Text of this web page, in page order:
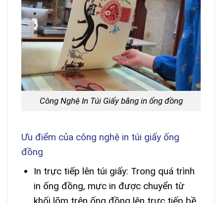
Công Nghệ In Túi Giấy bằng in ống đồng
Ưu điểm của công nghệ in túi giấy ống
đồng
In trực tiếp lên túi giấy: Trong quá trình
in ống đồng, mực in được chuyển từ